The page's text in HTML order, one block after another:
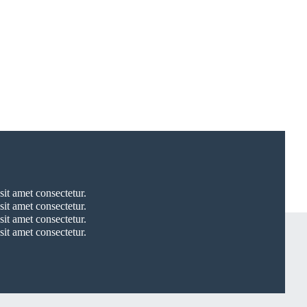
amet consectetur.
amet consectetur.
amet consectetur.
amet consectetur.